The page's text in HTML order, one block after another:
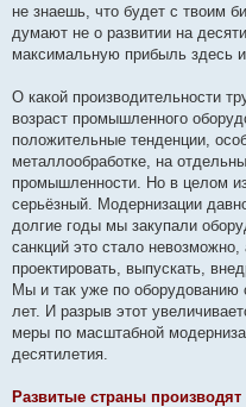
не знаешь, что будет с твоим
думают не о развитии на
максимальную прибыль здесь и
О какой производительности
возраст промышленного
положительные тенденции,
металлообработке, на
промышленности. Но в целом
серьёзный. Модернизации
долгие годы мы закупали
санкций это стало
проектировать, выпускать,
Мы и так уже по оборудованию
лет. И разрыв этот
меры по масштабной
десятилетия.
Развитые страны